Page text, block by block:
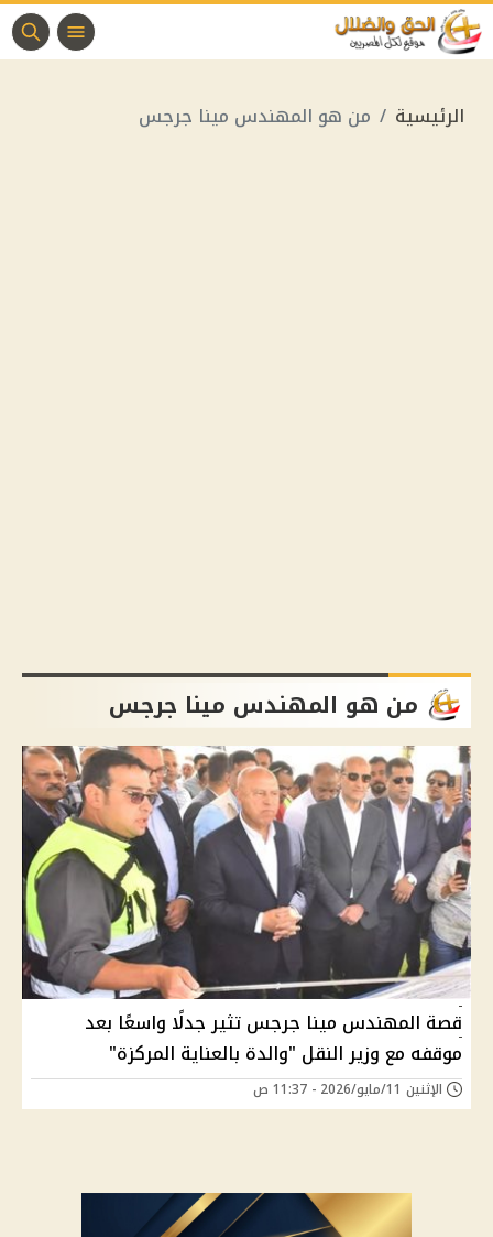
الرئيسية من هو المهندس مينا جرجس
من هو المهندس مينا جرجس
قصة المهندس مينا جرجس تثير جدلًا واسعًا بعد
موقفه مع وزير النقل "والدة بالعناية المركزة"
الإثنين 11/مايو/2026 - 11:37 ص